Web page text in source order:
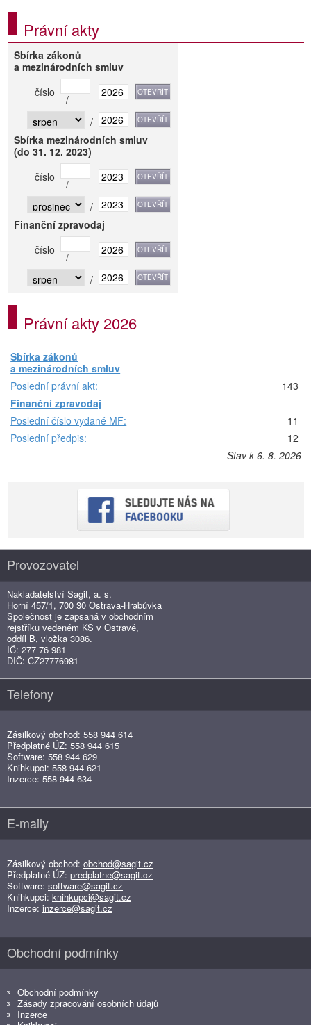
Právní akty
Sbírka zákonů
a mezinárodních smluv
číslo
/
/
Sbírka mezinárodních smluv
(do 31. 12. 2023)
číslo
/
/
Finanční zpravodaj
číslo
/
/
Právní akty 2026
Sbírka zákonů
a mezinárodních smluv
Poslední právní akt:
143
Finanční zpravodaj
Poslední číslo vydané MF:
11
Poslední předpis:
12
Stav k 6. 8. 2026
Provozovatel
Nakladatelství Sagit, a. s.
Horní 457/1, 700 30 Ostrava-Hrabůvka
Společnost je zapsaná v obchodním
rejstříku vedeném KS v Ostravě,
oddíl B, vložka 3086.
IČ: 277 76 981
DIČ: CZ27776981
Telefony
Zásilkový obchod: 558 944 614
Předplatné ÚZ: 558 944 615
Software: 558 944 629
Knihkupci: 558 944 621
Inzerce: 558 944 634
E-maily
Zásilkový obchod: obchod@sagit.cz
Předplatné ÚZ: predplatne@sagit.cz
Software: software@sagit.cz
Knihkupci: knihkupci@sagit.cz
Inzerce: inzerce@sagit.cz
Obchodní podmínky
Obchodní podmínky
Zásady zpracování osobních údajů
Inzerce